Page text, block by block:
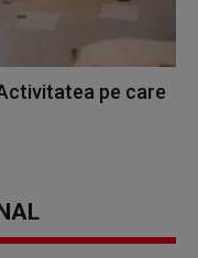
pe care